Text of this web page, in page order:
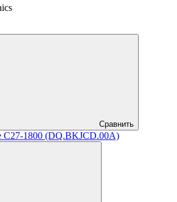
Сравнить
1800 (DQ.BKJCD.00A)